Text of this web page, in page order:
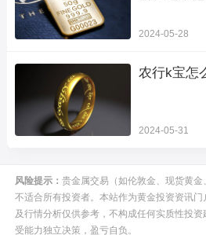
2024-05-28
农行k宝怎
2024-05-31
风险提示： 贵金属交易（如伦敦金、现货黄
不适合所有投资者。本站作为黄金投资资讯
及行情分析仅供参考，不构成任何实质性投
受能力独立决策，盈亏自负。